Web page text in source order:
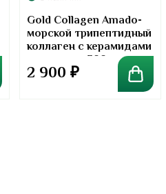
Gold Collagen Amado-
морской трипептидный
коллаген с керамидами
в порошке. 300 грамм
2 900 ₽